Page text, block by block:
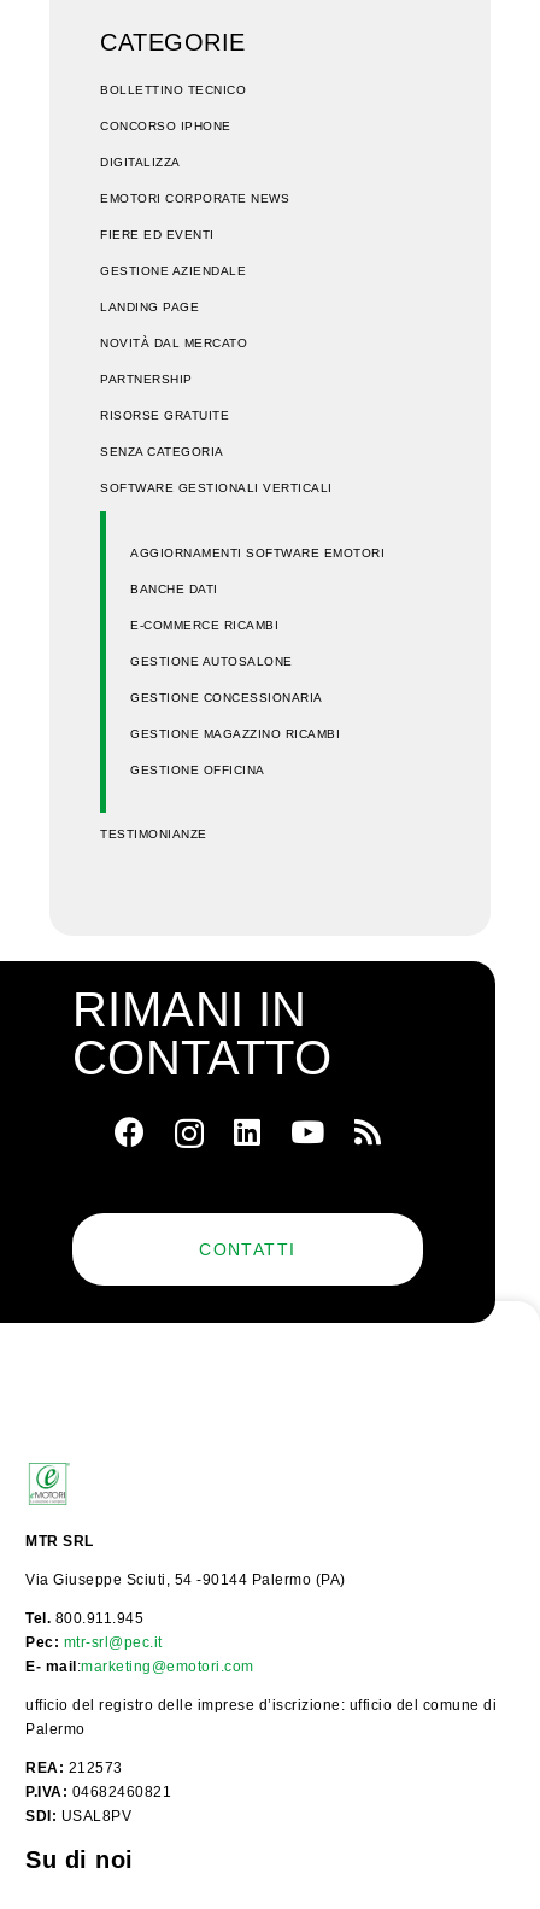
CATEGORIE
BOLLETTINO TECNICO
CONCORSO IPHONE
DIGITALIZZA
EMOTORI CORPORATE NEWS
FIERE ED EVENTI
GESTIONE AZIENDALE
LANDING PAGE
NOVITÀ DAL MERCATO
PARTNERSHIP
RISORSE GRATUITE
SENZA CATEGORIA
SOFTWARE GESTIONALI VERTICALI
AGGIORNAMENTI SOFTWARE EMOTORI
BANCHE DATI
E-COMMERCE RICAMBI
GESTIONE AUTOSALONE
GESTIONE CONCESSIONARIA
GESTIONE MAGAZZINO RICAMBI
GESTIONE OFFICINA
TESTIMONIANZE
RIMANI IN
CONTATTO
CONTATTI
MTR SRL
Via Giuseppe Sciuti, 54 -90144 Palermo (PA)
Tel. 800.911.945
Pec: mtr-srl@pec.it
E- mail :marketing@emotori.com
ufficio del registro delle imprese d’iscrizione: ufficio del comune di
Palermo
REA: 212573
P.IVA: 04682460821
SDI: USAL8PV
Su di noi